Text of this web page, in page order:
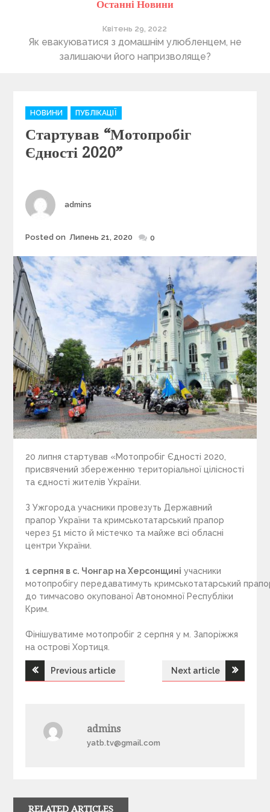
Останні Новини
Квітень 29, 2022
Як евакуюватися з домашнім улюбленцем, не
залишаючи його напризволяще?
C
a
t
e
g
i
e
НОВИНИ ПУБЛІКАЦІЇ
Стартував “Мотопробіг
Єдності 2020”
Author
admins
Posted
Posted on Липень 21, 2020 0
20 липня стартував «Мотопробіг Єдності 2020,
присвячений збереженню територіальної цілісності
та єдності жителів України.
З Ужгорода учасники провезуть Державний
прапор України та кримськотатарський прапор
через 51 місто й містечко та майже всі обласні
центри України.
1 серпня в с. Чонгар на Херсонщині учасники
мотопробігу передаватимуть кримськотатарський
до тимчасово окупованої Автономної Республіки
Крим.
Фінішуватиме мотопробіг 2 серпня у м. Запоріжжя
на острові Хортиця.
Н
г
Previous article Next article
admins
yatb.tv@gmail.com
RELATED ARTICLES